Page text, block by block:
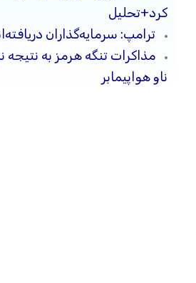
کرد+تحلیل
ترامپ: سرمایه‌گذاران
مذاکرات تنگه هرمز به
ناو هواپیمابر